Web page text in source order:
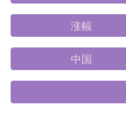
涨幅
中国